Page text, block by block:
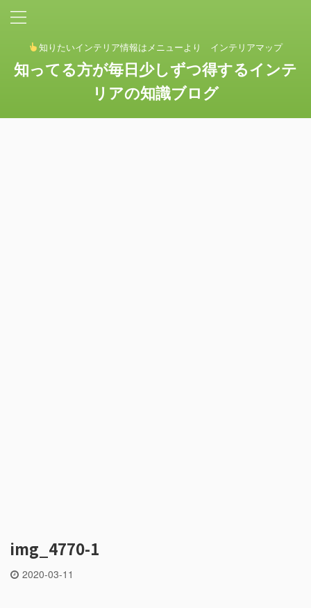
知りたいインテリア情報はメニューより インテリアマップ
知ってる方が毎日少しずつ得するインテ
リアの知識ブログ
img_4770-1
2020-03-11